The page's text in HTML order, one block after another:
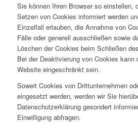
Sie können Ihren Browser so einstellen,
Setzen von Cookies informiert werden
Einzelfall erlauben, die Annahme von
Fälle oder generell ausschließen sowie
Löschen der Cookies beim Schließen
Bei der Deaktivierung von Cookies kann
Website eingeschränkt sein.
Soweit Cookies von Drittunternehmen
eingesetzt werden, werden wir Sie
Datenschutzerklärung gesondert
Einwilligung abfragen.